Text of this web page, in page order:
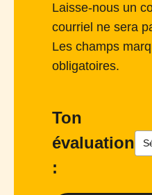
Laisse-nous un
courriel ne sera
Les champs
obligatoires.
Ton
évaluation
: